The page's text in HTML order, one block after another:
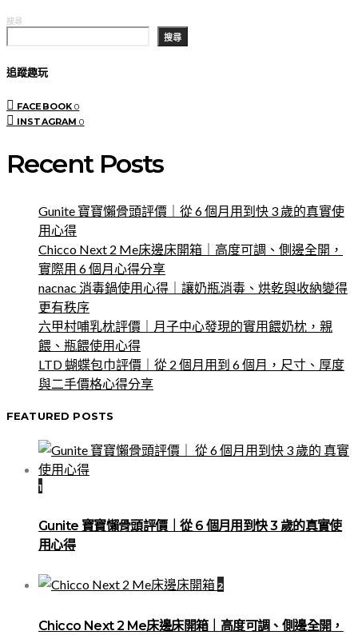
搜尋
搜尋
追蹤趣玩
FACEBOOK 0
INSTAGRAM 0
Recent Posts
Gunite 寶寶懶骨頭評價｜從 6 個月用到快 3 歲的真實使
用心得
Chicco Next 2 Me床邊床開箱｜高度可調、側邊全開，
實際用 6 個月心得分享
nacnac 消毒鍋使用心得｜讓奶瓶消毒、烘乾與收納變得
更有秩序
六甲村哺乳枕評價｜月子中心發現的實用餵奶枕，親
餵、瓶餵使用心得
LTD 蝴蝶包巾評價｜從 2 個月用到 6 個月，尺寸、厚度
與二手價格心得分享
FEATURED POSTS
1
Gunite 寶寶懶骨頭評價｜從 6 個月用到快 3 歲的真實使
用心得
2
Chicco Next 2 Me床邊床開箱｜高度可調、側邊全開，